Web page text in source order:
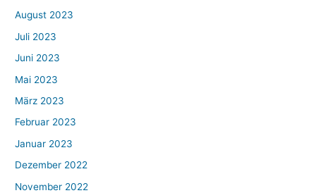
August 2023
Juli 2023
Juni 2023
Mai 2023
März 2023
Februar 2023
Januar 2023
Dezember 2022
November 2022